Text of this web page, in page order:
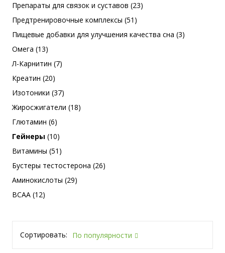
Препараты для связок и суставов (23)
Предтренировочные комплексы (51)
Пищевые добавки для улучшения качества сна (3)
Омега (13)
Л-Карнитин (7)
Креатин (20)
Изотоники (37)
Жиросжигатели (18)
Глютамин (6)
Гейнеры (10)
Витамины (51)
Бустеры тестостерона (26)
Аминокислоты (29)
BCAA (12)
Сортировать: По популярности